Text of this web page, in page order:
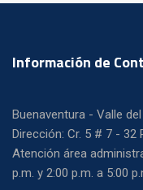
Información de
Buenaventura - Valle
Dirección: Cr. 5 # 7 - 32
Atención área
p.m. y 2:00 p.m. a 5:00